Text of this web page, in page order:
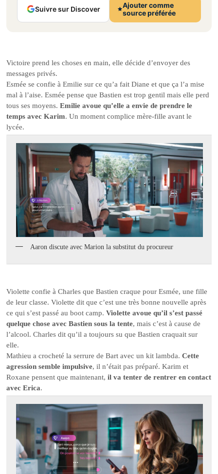
Suivre sur Discover
Ajouter comme
source préférée
Victoire prend les choses en main, elle décide d’envoyer des
messages privés.
Esmée se confie à Emilie sur ce qu’a fait Diane et que ça l’a mise
mal à l’aise. Esmée pense que Bastien est trop gentil mais elle perd
tous ses moyens.Emilie avoue qu’elle a envie de prendre le
temps avec Karim. Un moment complice mère-fille avant le
lycée.
Aaron discute avec Marion la substitut du procureur
Violette confie à Charles que Bastien craque pour Esmée, une fille
de leur classe. Violette dit que c’est une très bonne nouvelle après
ce qui s’est passé au boot camp.Violette avoue qu’il s’est passé
quelque chose avec Bastien sous la tente, mais c’est à cause de
l’alcool. Charles dit qu’il a toujours su que Bastien craquait sur
elle.
Mathieu a crocheté la serrure de Bart avec un kit lambda.Cette
agression semble impulsive, il n’était pas préparé. Karim et
Roxane pensent que maintenant,il va tenter de rentrer en contact
avec Erica.